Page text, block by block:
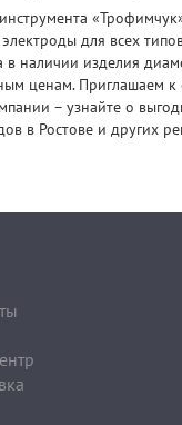
для всех
в наличии изделия
ценам. Приглашаем к
– узнайте о
в Ростове и других